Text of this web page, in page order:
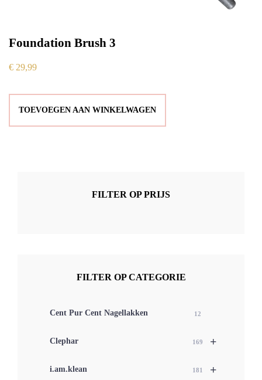
Foundation Brush 3
€ 29,99
TOEVOEGEN AAN WINKELWAGEN
FILTER OP PRIJS
FILTER OP CATEGORIE
Cent Pur Cent Nagellakken 12
+
Clephar 169
+
i.am.klean 181